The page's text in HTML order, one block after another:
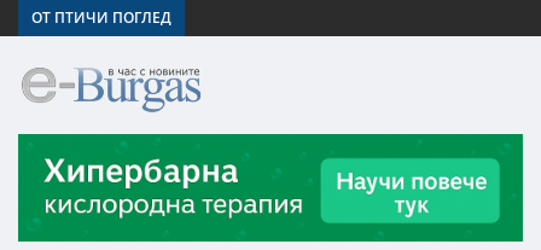
ОТ ПТИЧИ ПОГЛЕД